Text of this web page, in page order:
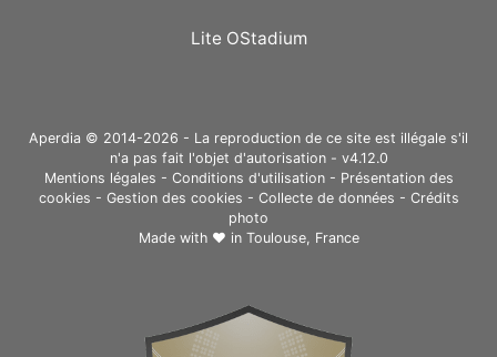
Lite OStadium
Aperdia © 2014-2026 - La reproduction de ce site est illégale s'il
n'a pas fait l'objet d'autorisation - v4.12.0
Mentions légales - Conditions d'utilisation- Présentation des
cookies - Gestion des cookies - Collecte de données - Crédits
photo
Made with ❤ in Toulouse, France